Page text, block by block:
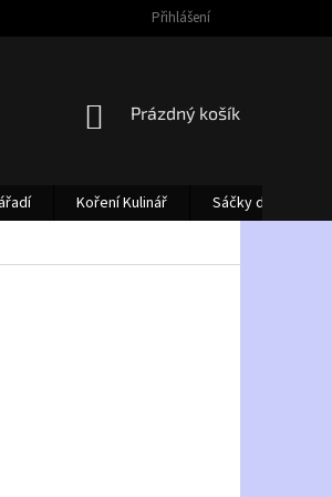
Přihlášení
NÁKUPNÍ
Prázdný košík
Koření Kulinář
Sáčky do